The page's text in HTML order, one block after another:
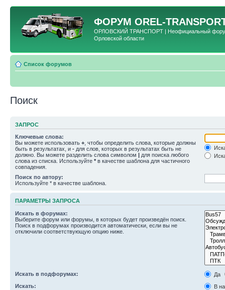
ФОРУМ OREL-
ОРЛОВСКИЙ ТРАНСПОРТ | Неофициальный форум
Орловской области
Список форумов
Поиск
ЗАПРОС
Ключевые слова:
Вы можете использовать + , чтобы определить слова, которые должны
быть в результатах, и - для слов, которых в результатах быть не
должно. Вы можете разделить слова символом | для поиска любого
слова из списка. Используйте * в качестве шаблона для частичного
совпадения.
Поиск по автору:
Используйте * в качестве шаблона.
ПАРАМЕТРЫ ЗАПРОСА
Искать в форумах:
Выберите форум или форумы, в которых будет произведён поиск.
Поиск в подфорумах производится автоматически, если вы не
отключили соответствующую опцию ниже.
Искать в подфорумах:
Да
Искать:
В